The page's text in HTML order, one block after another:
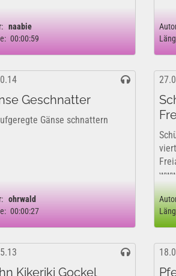
naabie
00:00:59
Geschnatter
Gänse schnattern
ohrwald
00:00:27
Kikeriki Gockel